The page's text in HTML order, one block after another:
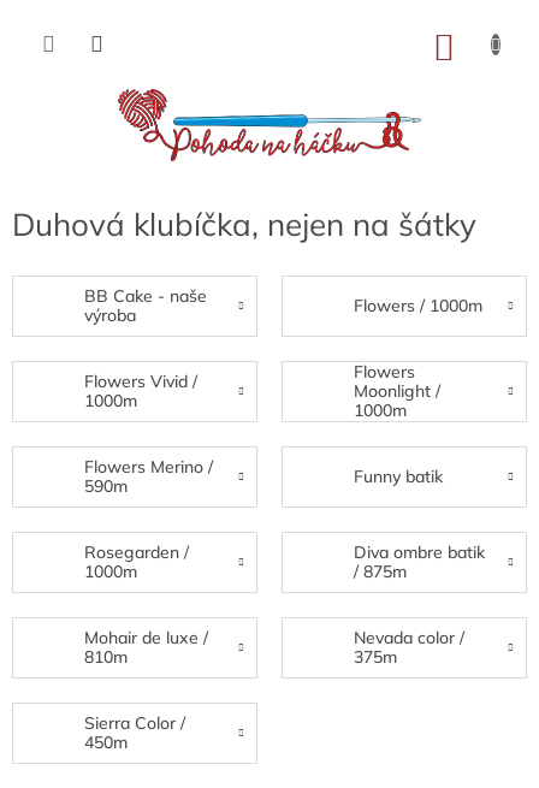
obsah
Duhová klubíčka, nejen na šátky
BB Cake - naše
výroba
Flowers / 1000m
Flowers Vivid /
1000m
Flowers
Moonlight /
1000m
Flowers Merino /
590m
Funny batik
Rosegarden /
1000m
Diva ombre batik
/ 875m
Mohair de luxe /
810m
Nevada color /
375m
Sierra Color /
450m